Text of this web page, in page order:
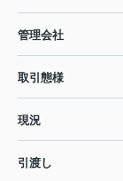
管理会社
取引態様
現況
引渡し